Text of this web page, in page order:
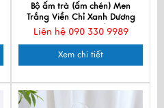
Bộ ấm trà (ấm chén) Men
Trắng Viền Chỉ Xanh Dương
MNV-BT236- Đại Hội Công
Đoàn huyện Đất Đỏ (HÀNG
ĐẶT)
Liên hệ 090 330 9989
Xem chi tiết